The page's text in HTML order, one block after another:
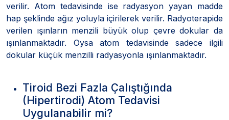
verilir. Atom tedavisinde ise radyasyon yayan madde
hap şeklinde ağız yoluyla içirilerek verilir. Radyoterapide
verilen ışınların menzili büyük olup çevre dokular da
ışınlanmaktadır. Oysa atom tedavisinde sadece ilgili
dokular küçük menzilli radyasyonla ışınlanmaktadır.
Tiroid Bezi Fazla Çalıştığında
(Hipertirodi) Atom Tedavisi
Uygulanabilir mi?